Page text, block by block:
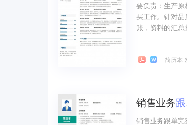
要负责：生产
买工作。针对
账，资料的汇总
简历本
销售业务跟
销售业务跟单